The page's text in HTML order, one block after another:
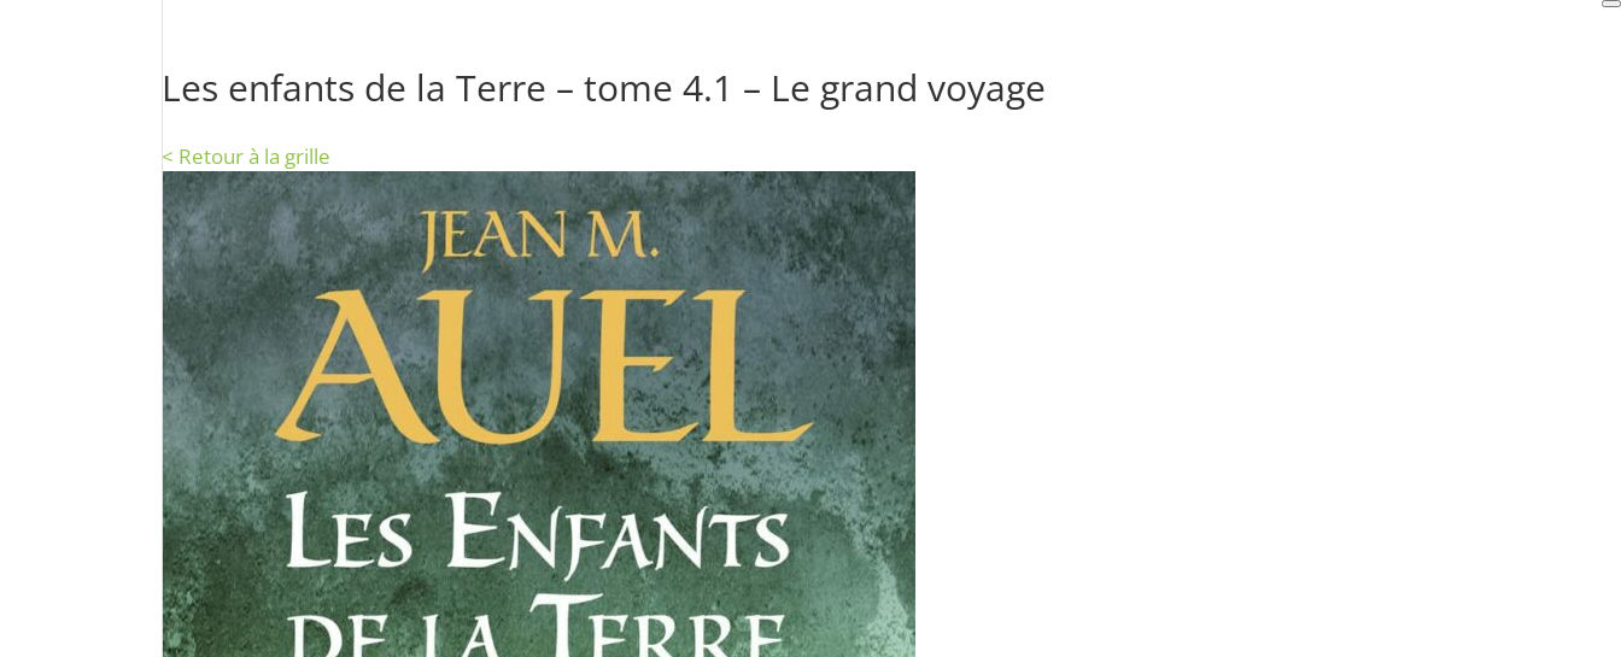
Les enfants de la Terre – tome 4.1 – Le grand voyage
< Retour à la grille